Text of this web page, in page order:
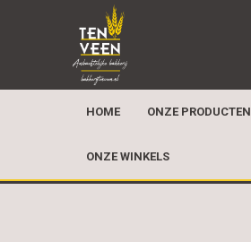
HOME ONZE PRODUCTEN
ONZE WINKELS